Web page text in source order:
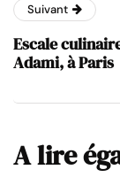
Suivant
Escale
Adami, à Paris
A lire